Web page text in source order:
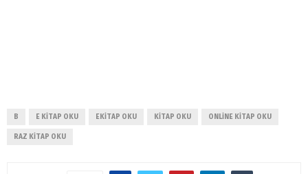
B E KITAP OKU EKITAP OKU KITAP OKU ONLINE KITAP OKU
RAZ KITAP OKU